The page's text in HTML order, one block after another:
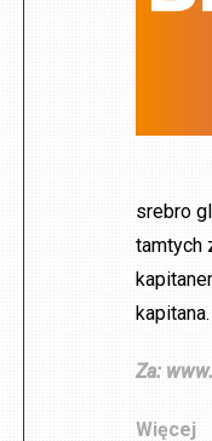
srebro
tamtych
kapitana.
Za:
Więcej